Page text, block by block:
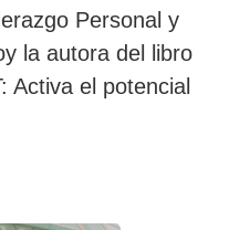
Personal y
la autora del libro
Activa el potencial